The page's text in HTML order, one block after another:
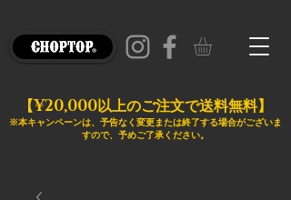
【¥20,000以上のご注文で送料無料】
※本キャンペーンは、予告なく変更または終了する場合がございま
すので、予めご了承ください。